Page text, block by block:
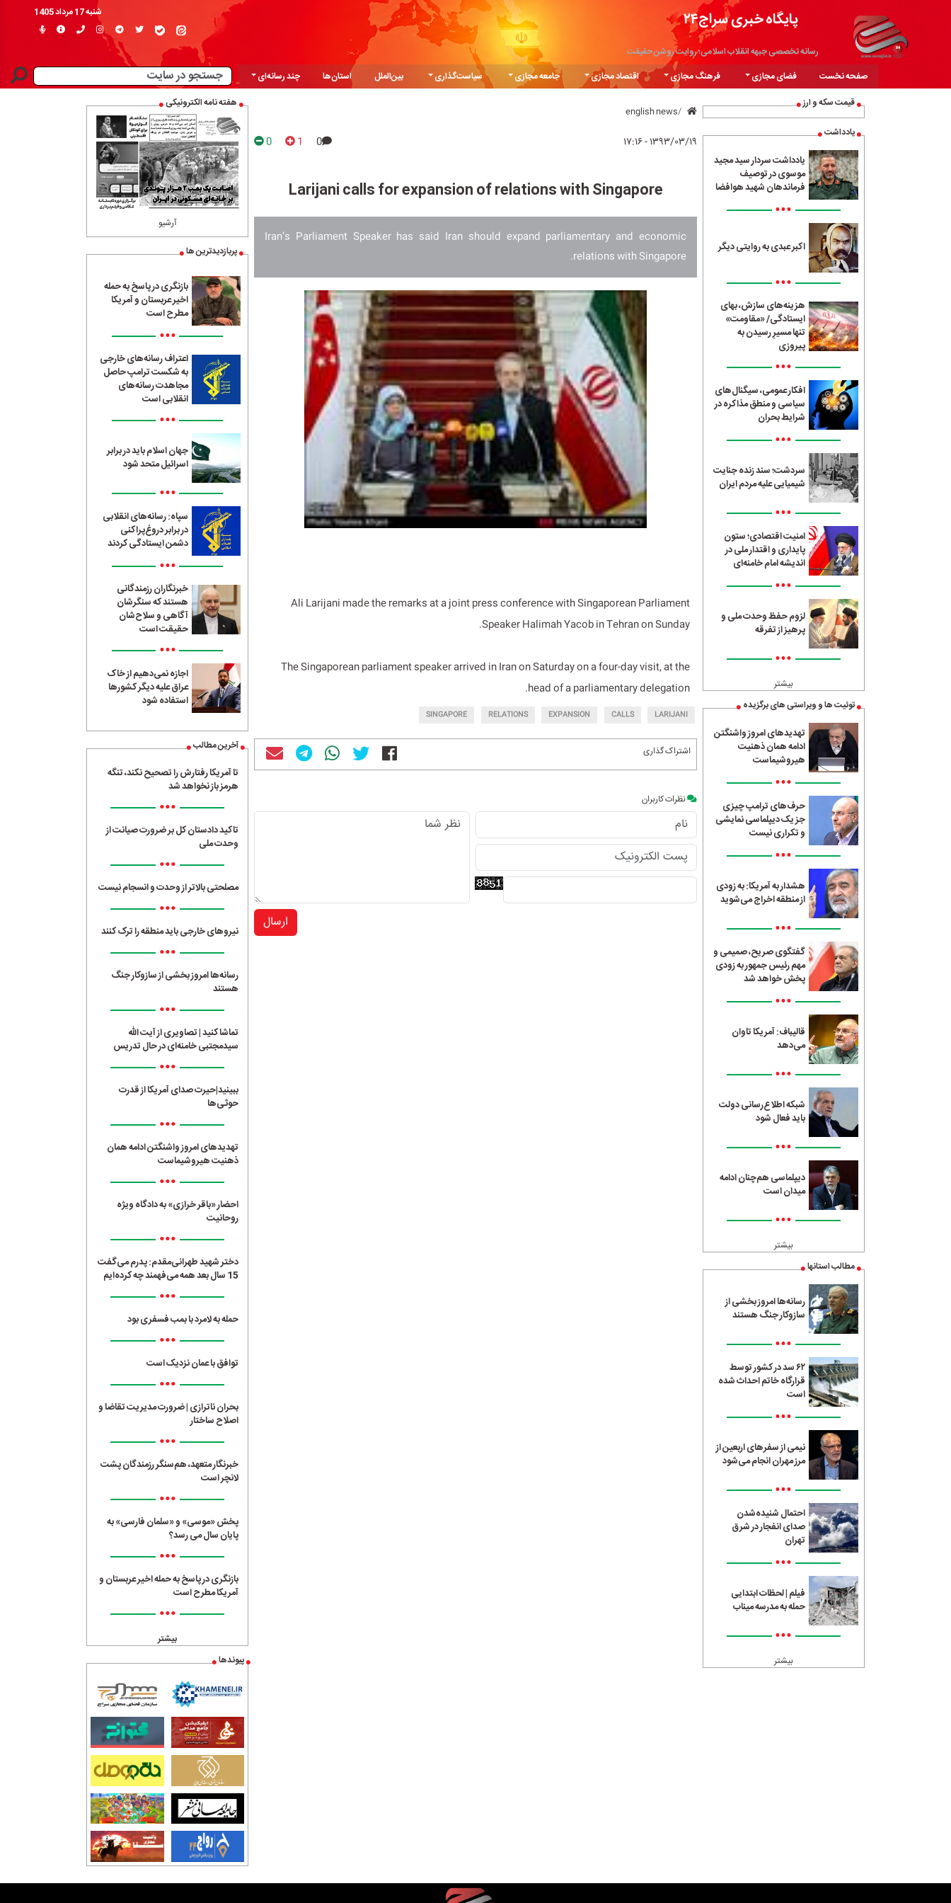
پایگاه خبری سراج۲۴
رسانه تخصصی جبهه انقلاب اسلامی؛ روایت روشن حقیقت
شنبه 17 مرداد 1405
صفحه نخست فضای مجازی فرهنگ مجازی اقتصاد مجازی جامعه مجازی سیاست‌گذاری بین‌الملل استان‌ها
چند رسانه‌ای
قیمت سکه و ارز
یادداشت
یادداشت سردار سید مجید
موسوی در توصیف
فرماندهان شهید هوافضا
•••
اکبر عبدی به روایتی دیگر
•••
هزینه‌های سازش، بهای
ایستادگی/ «مقاومت»
تنها مسیرِ رسیدن به
پیروزی
•••
افکار عمومی، سیگنال‌های
سیاسی و منطق مذاکره در
شرایط بحران
•••
سردشت؛ سند زنده جنایت
شیمیایی علیه مردم ایران
•••
امنیت اقتصادی؛ ستون
پایداری و اقتدار ملی در
اندیشه امام خامنه‌ای
•••
لزوم حفظ وحدت ملی و
پرهیز از تفرقه
•••
بیشتر
توئیت ها و ویراستی های برگزیده
تهدیدهای امروز واشنگتن
ادامه همان ذهنیت
هیروشیماست
•••
حرف‌های ترامپ چیزی
جز یک دیپلماسی نمایشی
و تکراری نیست
•••
هشدار به آمریکا: به زودی
از منطقه اخراج می‌شوید
•••
گفتگوی صریح، صمیمی و
مهم رئیس جمهور به زودی
پخش خواهد شد
•••
قالیباف: آمریکا تاوان
می‌دهد
•••
شبکه اطلاع‌رسانی دولت
باید فعال شود
•••
دیپلماسی هم‌چنان ادامه
میدان است
•••
بیشتر
مطالب استانها
رسانه‌ها امروز بخشی از
سازوکار جنگ هستند
•••
۶۲ سد در کشور توسط
قرارگاه خاتم احداث شده
است
•••
نیمی از سفرهای اربعین از
مرز مهران انجام می‌شود
•••
احتمال شنیده‌شدن
صدای انفجار در شرق
تهران
•••
فیلم | لحظات ابتدایی
حمله به مدرسه میناب
•••
بیشتر
english news
۱۳۹۳/۰۳/۱۹ - ۱۷:۱۶ 0
1
0
Larijani calls for expansion of relations with Singapore
Iran’s Parliament Speaker has said Iran should expand parliamentary and economic
relations with Singapore.
Ali Larijani made the remarks at a joint press conference with Singaporean Parliament
Speaker Halimah Yacob in Tehran on Sunday.
The Singaporean parliament speaker arrived in Iran on Saturday on a four-day visit, at the
head of a parliamentary delegation.
LARIJANI
CALLS
EXPANSION
RELATIONS
SINGAPORE
اشتراک گذاری
نظرات کاربران
ارسال
هفته نامه الکترونیکی
آرشیو
پربازدیدترین ها
بازنگری در پاسخ به حمله
اخیر عربستان و آمریکا
مطرح است
•••
اعتراف رسانه‌های خارجی
به شکست ترامپ حاصل
مجاهدت رسانه‌های
انقلابی است
•••
جهان اسلام باید در برابر
اسرائیل متحد شود
•••
سپاه: رسانه‌های انقلابی
در برابر دروغ‌پراکنی
دشمن ایستادگی کردند
•••
خبرنگاران رزمندگانی
هستند که سنگرشان
آگاهی و سلاح‌شان
حقیقت است
•••
اجازه نمی‌دهیم از خاک
عراق علیه دیگر کشورها
استفاده شود
آخرین مطالب
تا آمریکا رفتارش را تصحیح نکند، تنگه
هرمز باز نخواهد شد
•••
تاکید دادستان کل بر ضرورت صیانت از
وحدت ملی
•••
مصلحتی بالاتر از وحدت و انسجام نیست
•••
نیروهای خارجی باید منطقه را ترک کنند
•••
رسانه‌ها امروز بخشی از سازوکار جنگ
هستند
•••
تماشا کنید | تصاویری از آیت الله
سیدمجتبی خامنه‌ای در حال تدریس
•••
ببینید|حیرت صدای آمریکا از قدرت
حوثی‌ها
•••
تهدیدهای امروز واشنگتن ادامه همان
ذهنیت هیروشیماست
•••
احضار «باقر خرازی» به دادگاه ویژه
روحانیت
•••
دختر شهید طهرانی‌مقدم: پدرم می‌گفت
15 سال بعد همه می‌فهمند چه کرده‌ایم
•••
حمله به لامرد با بمب فسفری بود
•••
توافق با عمان نزدیک است
•••
بحران ناترازی | ضرورت مدیریت تقاضا و
اصلاح ساختار
•••
خبرنگار متعهد، هم‌سنگر رزمندگان پشت
لانچر است
•••
پخش «موسی» و «سلمان فارسی» به
پایان سال می رسد؟
•••
بازنگری در پاسخ به حمله اخیر عربستان و
آمریکا مطرح است
•••
بیشتر
پیوندها